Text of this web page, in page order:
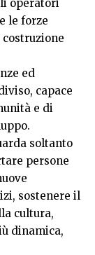
operatori
le forze
ed
capace
e di
soltanto
persone
sostenere il
cultura,
dinamica,